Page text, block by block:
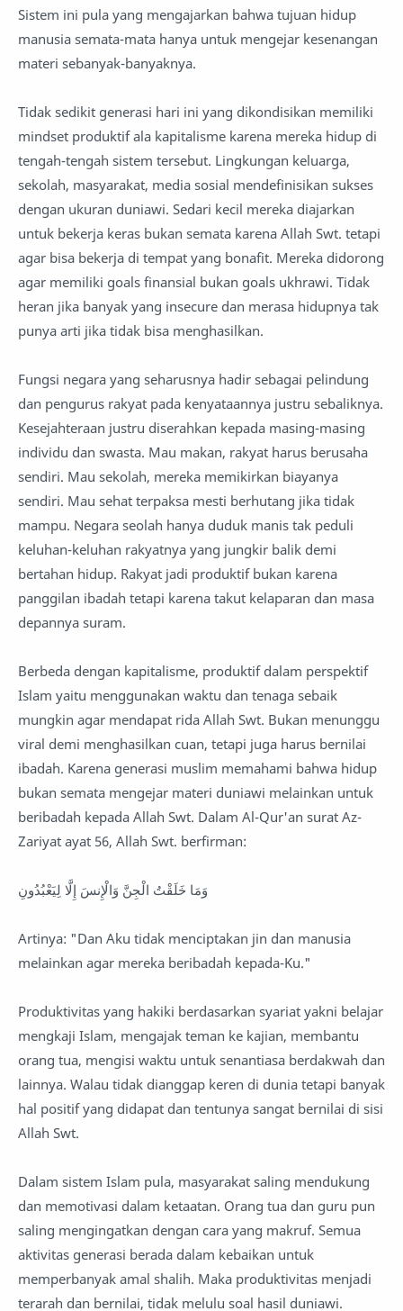
Sistem ini pula yang mengajarkan bahwa tujuan hidup
manusia semata-mata hanya untuk mengejar kesenangan
materi sebanyak-banyaknya.
Tidak sedikit generasi hari ini yang dikondisikan memiliki
mindset produktif ala kapitalisme karena mereka hidup di
tengah-tengah sistem tersebut. Lingkungan keluarga,
sekolah, masyarakat, media sosial mendefinisikan sukses
dengan ukuran duniawi. Sedari kecil mereka diajarkan
untuk bekerja keras bukan semata karena Allah Swt. tetapi
agar bisa bekerja di tempat yang bonafit. Mereka didorong
agar memiliki goals finansial bukan goals ukhrawi. Tidak
heran jika banyak yang insecure dan merasa hidupnya tak
punya arti jika tidak bisa menghasilkan.
Fungsi negara yang seharusnya hadir sebagai pelindung
dan pengurus rakyat pada kenyataannya justru sebaliknya.
Kesejahteraan justru diserahkan kepada masing-masing
individu dan swasta. Mau makan, rakyat harus berusaha
sendiri. Mau sekolah, mereka memikirkan biayanya
sendiri. Mau sehat terpaksa mesti berhutang jika tidak
mampu. Negara seolah hanya duduk manis tak peduli
keluhan-keluhan rakyatnya yang jungkir balik demi
bertahan hidup. Rakyat jadi produktif bukan karena
panggilan ibadah tetapi karena takut kelaparan dan masa
depannya suram.
Berbeda dengan kapitalisme, produktif dalam perspektif
Islam yaitu menggunakan waktu dan tenaga sebaik
mungkin agar mendapat rida Allah Swt. Bukan menunggu
viral demi menghasilkan cuan, tetapi juga harus bernilai
ibadah. Karena generasi muslim memahami bahwa hidup
bukan semata mengejar materi duniawi melainkan untuk
beribadah kepada Allah Swt. Dalam Al-Qur'an surat Az-
Zariyat ayat 56, Allah Swt. berfirman:
وَمَا خَلَقْتُ الْجِنَّ وَالْإِنسَ إِلَّا لِيَعْبُدُونِ
Artinya: "Dan Aku tidak menciptakan jin dan manusia
melainkan agar mereka beribadah kepada-Ku."
Produktivitas yang hakiki berdasarkan syariat yakni belajar
mengkaji Islam, mengajak teman ke kajian, membantu
orang tua, mengisi waktu untuk senantiasa berdakwah dan
lainnya. Walau tidak dianggap keren di dunia tetapi banyak
hal positif yang didapat dan tentunya sangat bernilai di sisi
Allah Swt.
Dalam sistem Islam pula, masyarakat saling mendukung
dan memotivasi dalam ketaatan. Orang tua dan guru pun
saling mengingatkan dengan cara yang makruf. Semua
aktivitas generasi berada dalam kebaikan untuk
memperbanyak amal shalih. Maka produktivitas menjadi
terarah dan bernilai, tidak melulu soal hasil duniawi.